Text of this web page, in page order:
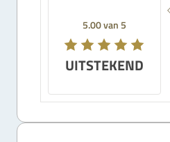
5.00 van 5
UITSTEKEND